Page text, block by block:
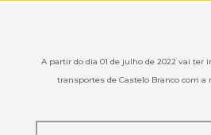
A partir do dia 01 de julho de 2022 vai ter
transportes deCastelo Branco com a